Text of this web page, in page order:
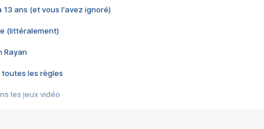
13 ans (et vous l'avez ignoré)
(littéralement)
Rayan
toutes les règles
les jeux vidéo